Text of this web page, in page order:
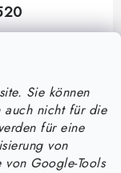
Sie können
auch nicht für die
für eine
von
Google-Tools